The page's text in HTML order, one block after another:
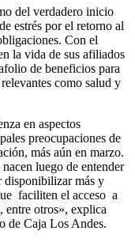
del verdadero inicio
estrés por el retorno al
Con el
la vida de sus afiliados
de beneficios para
como salud y
en aspectos
preocupaciones de
más aún en marzo.
luego de entender
disponibilizar más y
faciliten el acceso a
otros», explica
de Caja Los Andes.